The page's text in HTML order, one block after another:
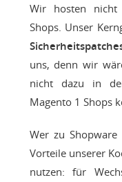
Wir hosten
Shops. Unser
uns, denn wir
nicht dazu in
Magento 1 Shops
Wer zu
Vorteile unserer
nutzen: für